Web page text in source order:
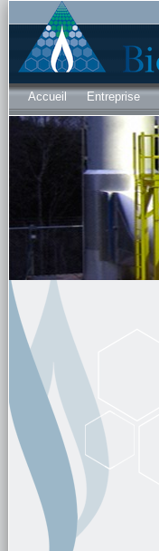
Accueil Entreprise